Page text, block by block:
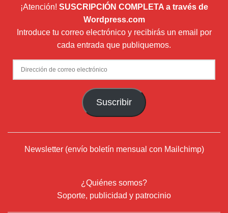
¡Atención! SUSCRIPCIÓN COMPLETA a través de
Wordpress.com
Introduce tu correo electrónico y recibirás un email por
cada entrada que publiquemos.
Dirección
de
Suscribir
Newsletter (envío boletín mensual con Mailchimp)
¿Quiénes somos?
Soporte, publicidad y patrocinio